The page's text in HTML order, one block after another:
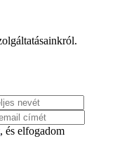
, és elfogadom